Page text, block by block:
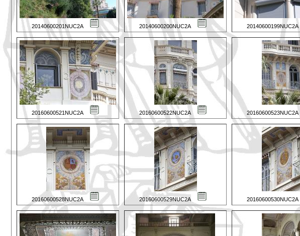
20140600201NUC2A 20140600200NUC2A 20140600199NUC2A
20160600521NUC2A 20160600522NUC2A 20160600523NUC2A
20160600528NUC2A 20160600529NUC2A 20160600530NUC2A